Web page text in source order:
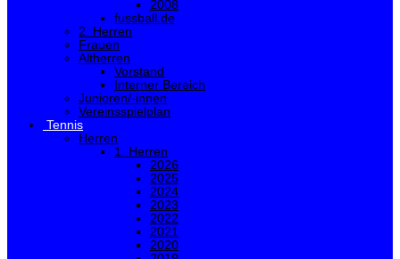
2008
fussball.de
2. Herren
Frauen
Altherren
Vorstand
Interner Bereich
Junioren/-innen
Vereinsspielplan
Tennis
Herren
1. Herren
2026
2025
2024
2023
2022
2021
2020